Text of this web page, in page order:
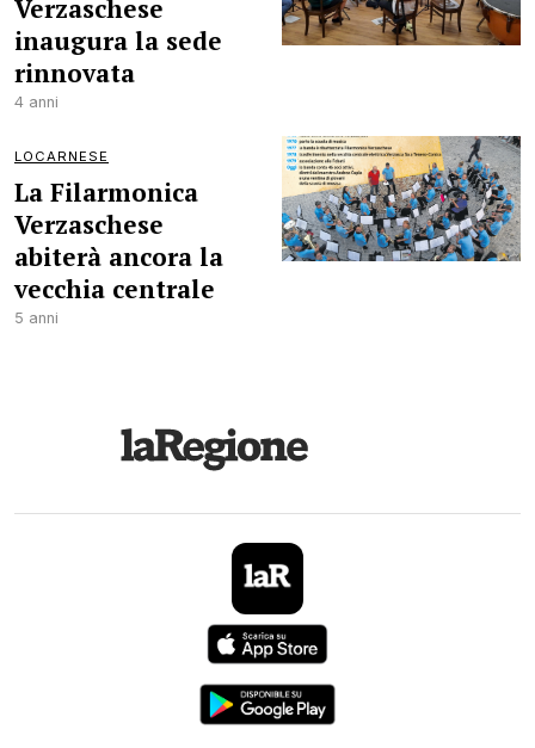
Verzaschese
inaugura la sede
rinnovata
4 anni
LOCARNESE
La Filarmonica
Verzaschese
abiterà ancora la
vecchia centrale
5 anni